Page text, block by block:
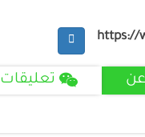
https://
عن تعليقات